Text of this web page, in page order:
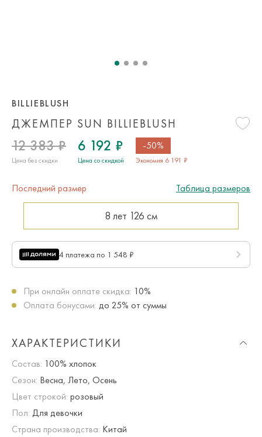
ДЖЕМПЕР SUN BILLIEBLUSH
BILLIEBLUSH
12 383 ₽
Цена без скидки
6 192 ₽
Цена со скидкой
-50%
Экономия 6 191 ₽
Последний размер Таблица размеров
8 лет 126 см
4 платежа по 1 548 ₽
При онлайн оплате скидка: 10%
Оплата бонусами: до 25% от суммы
ХАРАКТЕРИСТИКИ
Состав: 100% хлопок
Сезон: Весна, Лето, Осень
Цвет строкой: розовый
Пол: Для девочки
Страна производства: Китай